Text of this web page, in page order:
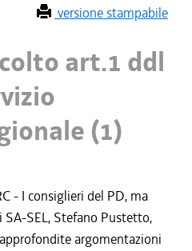
versione stampabile
art.1 ddl
(1)
- I consiglieri del PD, ma
SEL, Stefano Pustetto,
argomentazioni